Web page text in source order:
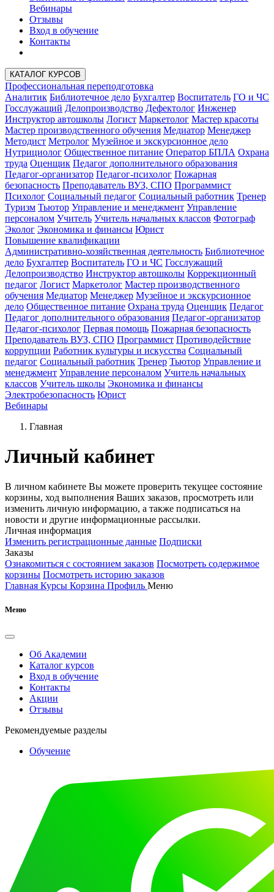
Вебинары
Отзывы
Вход в обучение
Контакты
КАТАЛОГ КУРСОВ
Профессиональная переподготовка
Аналитик Библиотечное дело Бухгалтер Воспитатель ГО и ЧС
Госслужащий Делопроизводство Дефектолог Инженер
Инструктор автошколы Логист Маркетолог Мастер красоты
Мастер производственного обучения Медиатор Менеджер
Методист Метролог Музейное и экскурсионное дело
Нутрициолог Общественное питание Оператор БПЛА Охрана
труда Оценщик Педагог дополнительного образования
Педагог-организатор Педагог-психолог Пожарная
безопасность Преподаватель ВУЗ, СПО Программист
Психолог Социальный педагог Социальный работник Тренер
Туризм Тьютор Управление и менеджмент Управление
персоналом Учитель Учитель начальных классов Фотограф
Эколог Экономика и финансы Юрист
Повышение квалификации
Административно-хозяйственная деятельность Библиотечное
дело Бухгалтер Воспитатель ГО и ЧС Госслужащий
Делопроизводство Инструктор автошколы Коррекционный
педагог Логист Маркетолог Мастер производственного
обучения Медиатор Менеджер Музейное и экскурсионное
дело Общественное питание Охрана труда Оценщик Педагог
Педагог дополнительного образования Педагог-организатор
Педагог-психолог Первая помощь Пожарная безопасность
Преподаватель ВУЗ, СПО Программист Противодействие
коррупции Работник культуры и искусства Социальный
педагог Социальный работник Тренер Тьютор Управление и
менеджмент Управление персоналом Учитель начальных
классов Учитель школы Экономика и финансы
Электробезопасность Юрист
Вебинары
Главная
Личный кабинет
В личном кабинете Вы можете проверить текущее состояние
корзины, ход выполнения Ваших заказов, просмотреть или
изменить личную информацию, а также подписаться на
новости и другие информационные рассылки.
Личная информация
Изменить регистрационные данные Подписки
Заказы
Ознакомиться с состоянием заказов Посмотреть содержимое
корзины Посмотреть историю заказов
Главная Курсы Корзина Профиль Меню
Меню
Об Академии
Каталог курсов
Вход в обучение
Контакты
Акции
Отзывы
Рекомендуемые разделы
Обучение